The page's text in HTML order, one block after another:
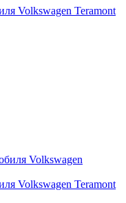
Volkswagen Teramont
Volkswagen Teramont